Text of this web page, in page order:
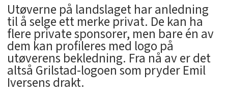
Utøverne på landslaget har anledning
til å selge ett merke privat. De kan ha
flere private sponsorer, men bare én av
dem kan profileres med logo på
utøverens bekledning. Fra nå av er det
altså Grilstad-logoen som pryder Emil
Iversens drakt.